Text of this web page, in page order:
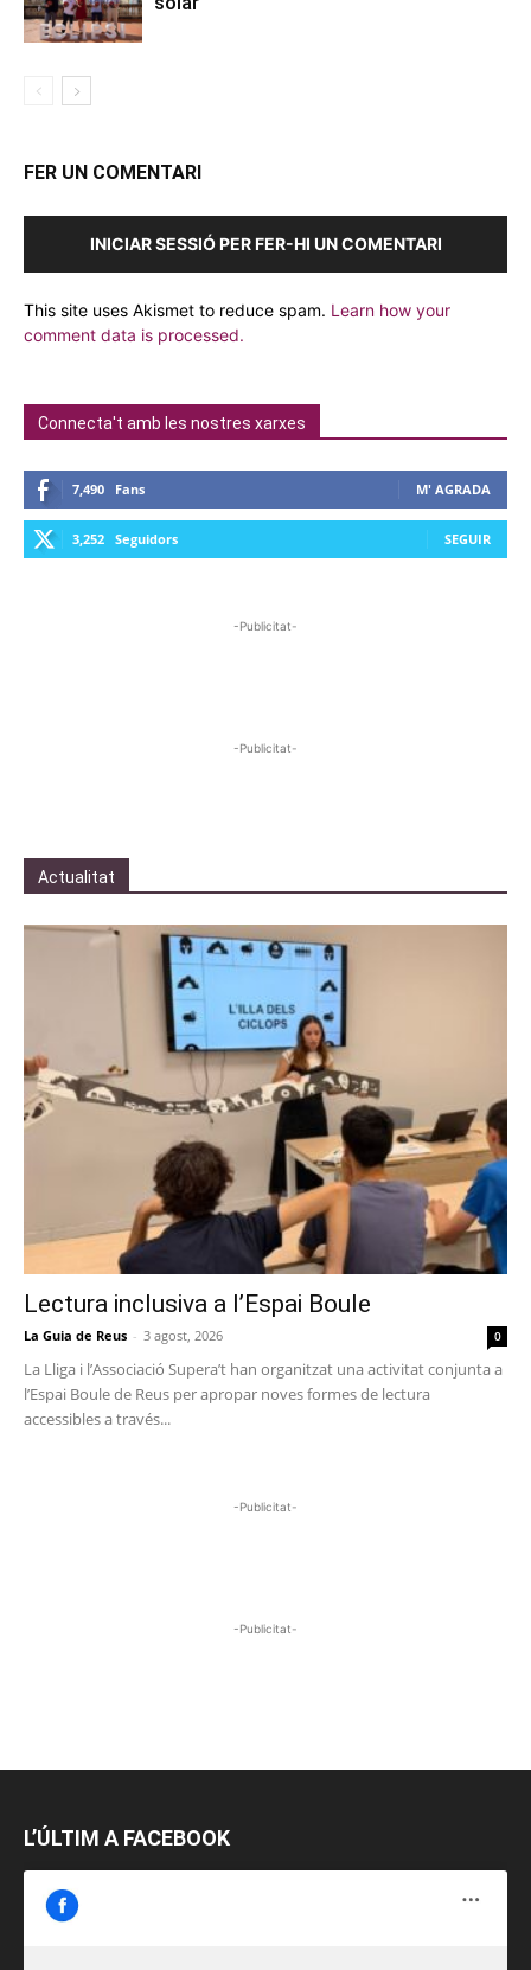
FER UN COMENTARI
INICIAR SESSIÓ PER FER-HI UN COMENTARI
This site uses Akismet to reduce spam. Learn how your
comment data is processed.
Connecta't amb les nostres xarxes
7,490 Fans M' AGRADA
3,252 Seguidors SEGUIR
-Publicitat-
-Publicitat-
Actualitat
Lectura inclusiva a l’Espai Boule
La Guia de Reus - 3 agost, 2026 0
La Lliga i l’Associació Supera’t han organitzat una activitat conjunta a
l’Espai Boule de Reus per apropar noves formes de lectura
accessibles a través...
-Publicitat-
-Publicitat-
L’ÚLTIM A FACEBOOK